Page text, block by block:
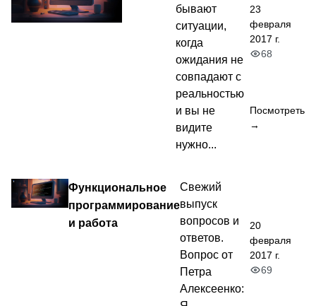
бывают
ситуации,
когда
ожидания не
совпадают с
реальностью
и вы не
видите
нужно...
23
февраля
2017 г.
68
Посмотреть
→
Функциональное
программирование
и работа
Свежий
выпуск
вопросов и
ответов.
Вопрос от
Петра
Алексеенко:
20
февраля
2017 г.
69